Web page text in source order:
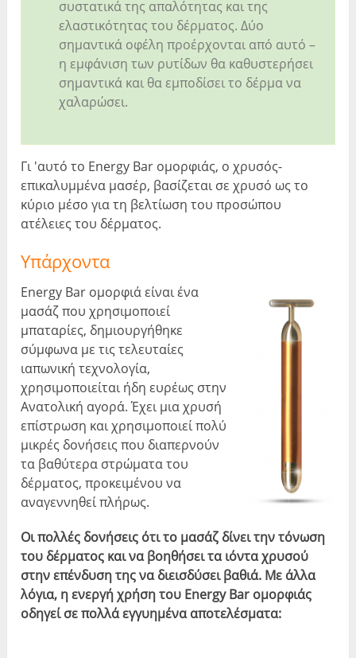
συστατικά της απαλότητας και της
ελαστικότητας του δέρματος. Δύο
σημαντικά οφέλη προέρχονται από αυτό –
η εμφάνιση των ρυτίδων θα καθυστερήσει
σημαντικά και θα εμποδίσει το δέρμα να
χαλαρώσει.
Γι 'αυτό το Energy Bar ομορφιάς, ο χρυσός-
επικαλυμμένα μασέρ, βασίζεται σε χρυσό ως το
κύριο μέσο για τη βελτίωση του προσώπου
ατέλειες του δέρματος.
Υπάρχοντα
Energy Bar ομορφιά είναι ένα
μασάζ που χρησιμοποιεί
μπαταρίες, δημιουργήθηκε
σύμφωνα με τις τελευταίες
ιαπωνική τεχνολογία,
χρησιμοποιείται ήδη ευρέως στην
Ανατολική αγορά. Έχει μια χρυσή
επίστρωση και χρησιμοποιεί πολύ
μικρές δονήσεις που διαπερνούν
τα βαθύτερα στρώματα του
δέρματος, προκειμένου να
αναγεννηθεί πλήρως.
Οι πολλές δονήσεις ότι το μασάζ δίνει την τόνωση
του δέρματος και να βοηθήσει τα ιόντα χρυσού
στην επένδυση της να διεισδύσει βαθιά. Με άλλα
λόγια, η ενεργή χρήση του Energy Bar ομορφιάς
οδηγεί σε πολλά εγγυημένα αποτελέσματα: